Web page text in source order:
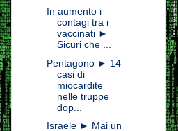
In aumento i
contagi tra i
vaccinati ►
Sicuri che ...
Pentagono ► 14
casi di
miocardite
nelle truppe
dop...
Israele ► Mai un